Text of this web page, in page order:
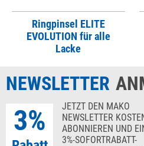
Ringpinsel ELITE
EVOLUTION für alle
Lacke
NEWSLETTER
3%
JETZT DEN MAKO
NEWSLETTER
ABONNIEREN UND
3%-SOFORTRABATT-